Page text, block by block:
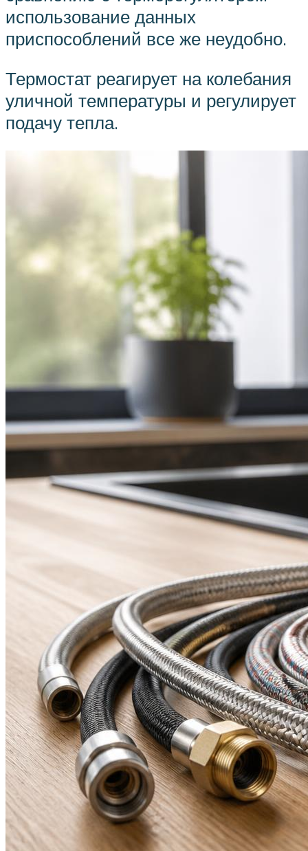
использование данных
приспособлений все же неудобно.
Термостат реагирует на колебания
уличной температуры и регулирует
подачу тепла.